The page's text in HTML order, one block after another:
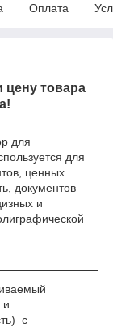
Оплата
цену товара
для
для
ценных
документов
и
и
с